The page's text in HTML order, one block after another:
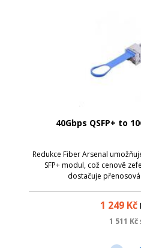
40Gbps QSFP+ to
Redukce Fiber Arsenal
SFP+ modul, což cenově
dostačuje
1 249 Kč
1 511 Kč